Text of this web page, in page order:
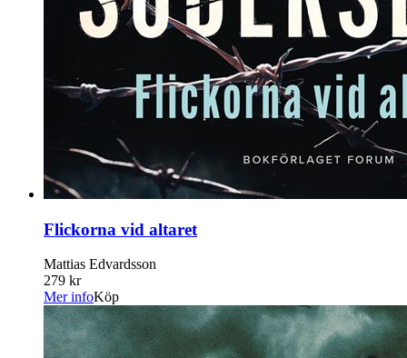
Flickorna vid altaret
Mattias Edvardsson
279 kr
Mer infoKöp